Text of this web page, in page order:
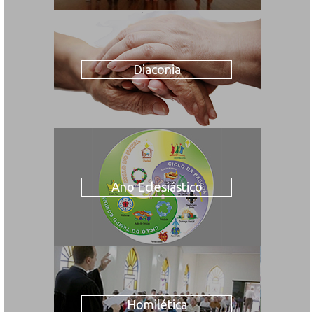
Diaconia
Ano Eclesiástico
Homilética